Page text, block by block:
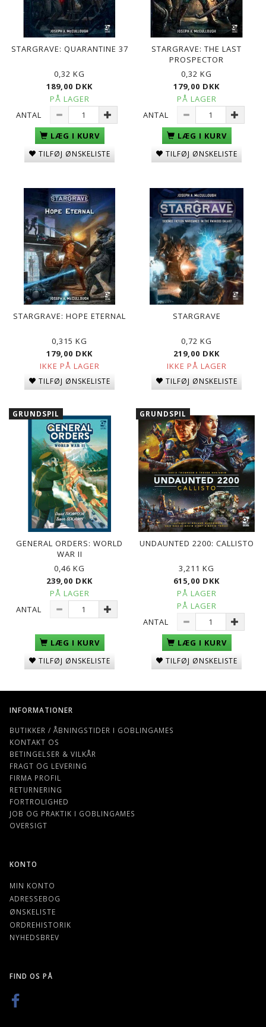
STARGRAVE: QUARANTINE 37
0,32 KG
189,00 DKK
PÅ LAGER
ANTAL
LÆG I KURV
TILFØJ ØNSKELISTE
STARGRAVE: THE LAST
PROSPECTOR
0,32 KG
179,00 DKK
PÅ LAGER
ANTAL
LÆG I KURV
TILFØJ ØNSKELISTE
STARGRAVE: HOPE ETERNAL
0,315 KG
179,00 DKK
IKKE PÅ LAGER
TILFØJ ØNSKELISTE
STARGRAVE
0,72 KG
219,00 DKK
IKKE PÅ LAGER
TILFØJ ØNSKELISTE
GRUNDSPIL
GENERAL ORDERS: WORLD
WAR II
0,46 KG
239,00 DKK
PÅ LAGER
ANTAL
LÆG I KURV
TILFØJ ØNSKELISTE
GRUNDSPIL
UNDAUNTED 2200: CALLISTO
3,211 KG
615,00 DKK
PÅ LAGER
PÅ LAGER
ANTAL
LÆG I KURV
TILFØJ ØNSKELISTE
INFORMATIONER
BUTIKKER / ÅBNINGSTIDER I GOBLINGAMES
KONTAKT OS
BETINGELSER & VILKÅR
FRAGT OG LEVERING
FIRMA PROFIL
RETURNERING
FORTROLIGHED
JOB OG PRAKTIK I GOBLINGAMES
OVERSIGT
KONTO
MIN KONTO
ADRESSEBOG
ØNSKELISTE
ORDREHISTORIK
NYHEDSBREV
FIND OS PÅ